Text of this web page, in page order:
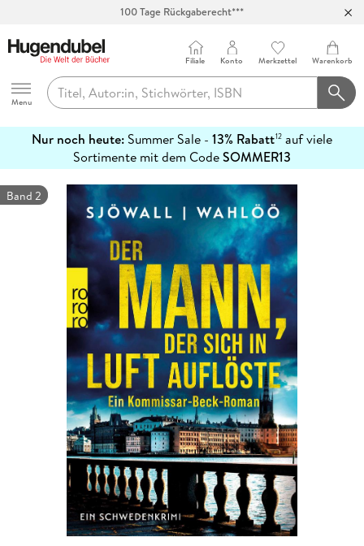
100 Tage Rückgaberecht***
Hugendubel
Menu
Filiale Konto Merkzettel Warenkorb
Nur noch heute: Summer Sale - 13% Rabatt12 auf viele
Sortimente mit dem CodeSOMMER13
erfahren
Band 2